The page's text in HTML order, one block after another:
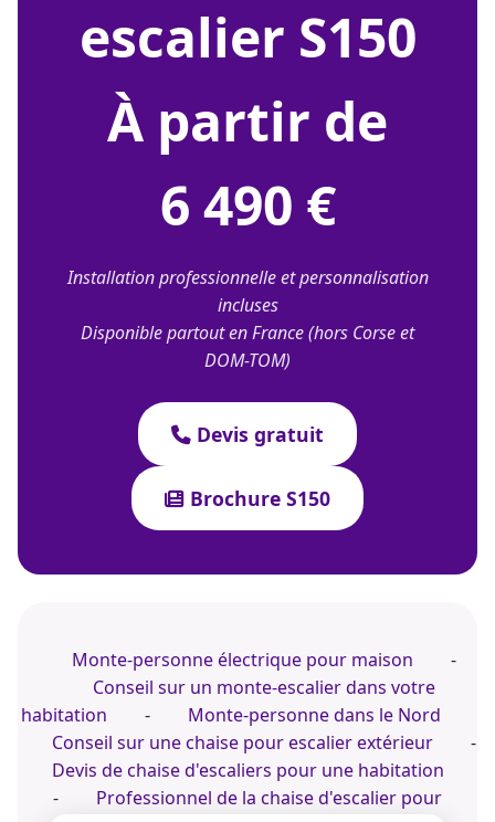
escalier S150
À partir de
6 490 €
Installation professionnelle et personnalisation
incluses
Disponible partout en France (hors Corse et
DOM-TOM)
Devis gratuit
Brochure S150
Monte-personne électrique pour maison
-
Conseil sur un monte-escalier dans votre
habitation
-
Monte-personne dans le Nord
Conseil sur une chaise pour escalier extérieur
-
Devis de chaise d'escaliers pour une habitation
-
Professionnel de la chaise d'escalier pour